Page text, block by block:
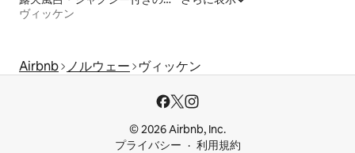
ヴィッケン
Airbnb ノルウェー ヴィッケン
© 2026 Airbnb, Inc.
プライバシー
利用規約